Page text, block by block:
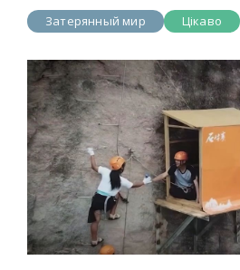
Затерянный мир Цікаво